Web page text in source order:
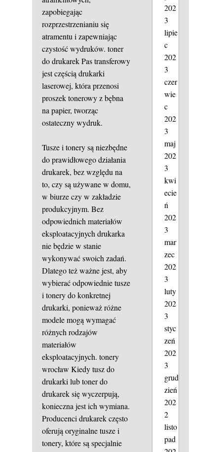
zapobiegając
rozprzestrzenianiu się
atramentu i zapewniając
czystość wydruków. toner
do drukarekPas transferowy
jest częścią drukarki
laserowej, która przenosi
proszek tonerowy z bębna
na papier, tworząc
ostateczny wydruk.
Tusze i tonery są niezbędne
do prawidłowego działania
drukarek, bez względu na
to, czy są używane w domu,
w biurze czy w zakładzie
produkcyjnym. Bez
odpowiednich materiałów
eksploatacyjnych drukarka
nie będzie w stanie
wykonywać swoich zadań.
Dlatego też ważne jest, aby
wybierać odpowiednie tusze
i tonery do konkretnej
drukarki, ponieważ różne
modele mogą wymagać
różnych rodzajów
materiałów
eksploatacyjnych. tonery
wrocław Kiedy tusz do
drukarki lub toner do
drukarek się wyczerpują,
konieczna jest ich wymiana.
Producenci drukarek często
oferują oryginalne tusze i
tonery, które są specjalnie
202
3
lipie
c
202
3
czer
wie
c
202
3
maj
202
3
kwi
ecie
ń
202
3
mar
zec
202
3
luty
202
3
styc
zeń
202
3
grud
zień
202
2
listo
pad